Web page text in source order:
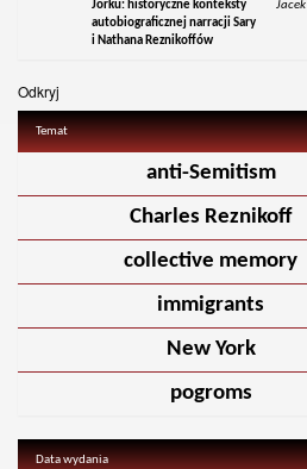
Jorku: historyczne konteksty
autobiograficznej narracji Sary
i Nathana Reznikoffów
Jacek
Odkryj
Temat
anti-Semitism
Charles Reznikoff
collective memory
immigrants
New York
pogroms
Data wydania